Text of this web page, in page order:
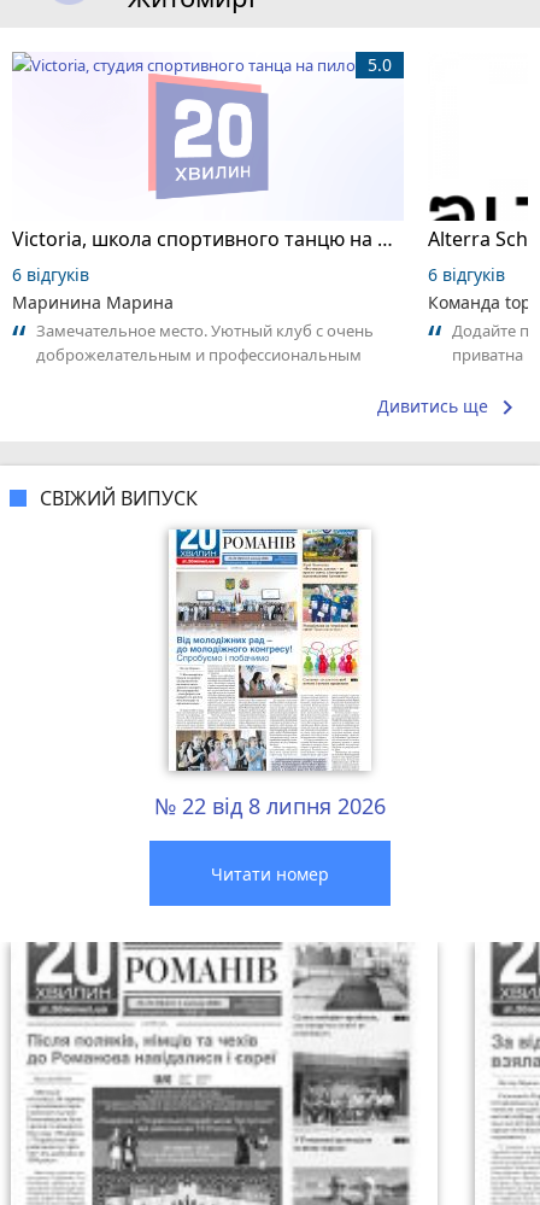
Victoria, школа спортивного танцю на пілоні
5.0
6 відгуків
Маринина Марина
Замечательное место. Уютный клуб с очень
доброжелательным и профессиональным
6 відгуків
Команда
Додайте
приватна
Дивитись ще keyboard_arrow_right
СВІЖИЙ ВИПУСК
№ 22 від 8 липня 2026
Читати номер